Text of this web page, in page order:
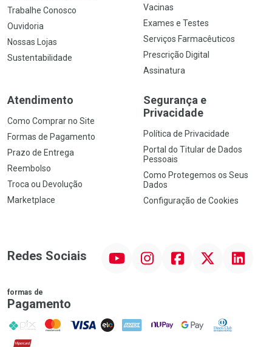
Trabalhe Conosco
Ouvidoria
Nossas Lojas
Sustentabilidade
Vacinas
Exames e Testes
Serviços Farmacêuticos
Prescrição Digital
Assinatura
Atendimento
Como Comprar no Site
Formas de Pagamento
Prazo de Entrega
Reembolso
Troca ou Devolução
Marketplace
Segurança e
Privacidade
Política de Privacidade
Portal do Titular de Dados
Pessoais
Como Protegemos os Seus
Dados
Configuração de Cookies
Redes Sociais InstagramFacebook Linkedin
formas de
Pagamento
PIX MasterCard
VISA ELO AMEX NuPay Google PayDiners Club
Hipercard